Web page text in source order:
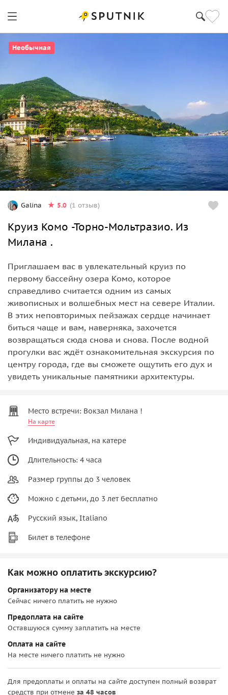
Необычная
Galina 5.0 (1 отзыв)
Круиз Комо -Торно-Мольтразио. Из
Милана .
Приглашаем вас в увлекательный круиз по
первому бассейну озера Комо, которое
справедливо считается одним из самых
живописных и волшебных мест на севере Италии.
В этих неповторимых пейзажах сердце начинает
биться чаще и вам, наверняка, захочется
возвращаться сюда снова и снова. После водной
прогулки вас ждёт ознакомительная экскурсия по
центру города, где вы сможете ощутить его дух и
увидеть уникальные памятники архитектуры.
Место встречи: Вокзал Милана !
На карте
Индивидуальная, на катере
Длительность: 4 часа
Размер группы до 3 человек
Можно с детьми, до 3 лет бесплатно
Русский язык, Italiano
Билет в телефоне
Как можно оплатить экскурсию?
Организатору на месте
Сейчас ничего платить не нужно
Предоплата на сайте
Оставшуюся сумму заплатить на месте
Оплата на сайте
На месте ничего платить не нужно
Для предоплаты и оплаты на сайте доступен полный возврат
средств при отмене за 48 часов